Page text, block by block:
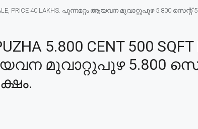
SALE, PRICE 40 LAKHS. പുന്നമറ്റം ആയവന മുവാറ്റുപുഴ 5.800
5.800 CENT 500 SQFT
ആയവന മുവാറ്റുപുഴ 5.800